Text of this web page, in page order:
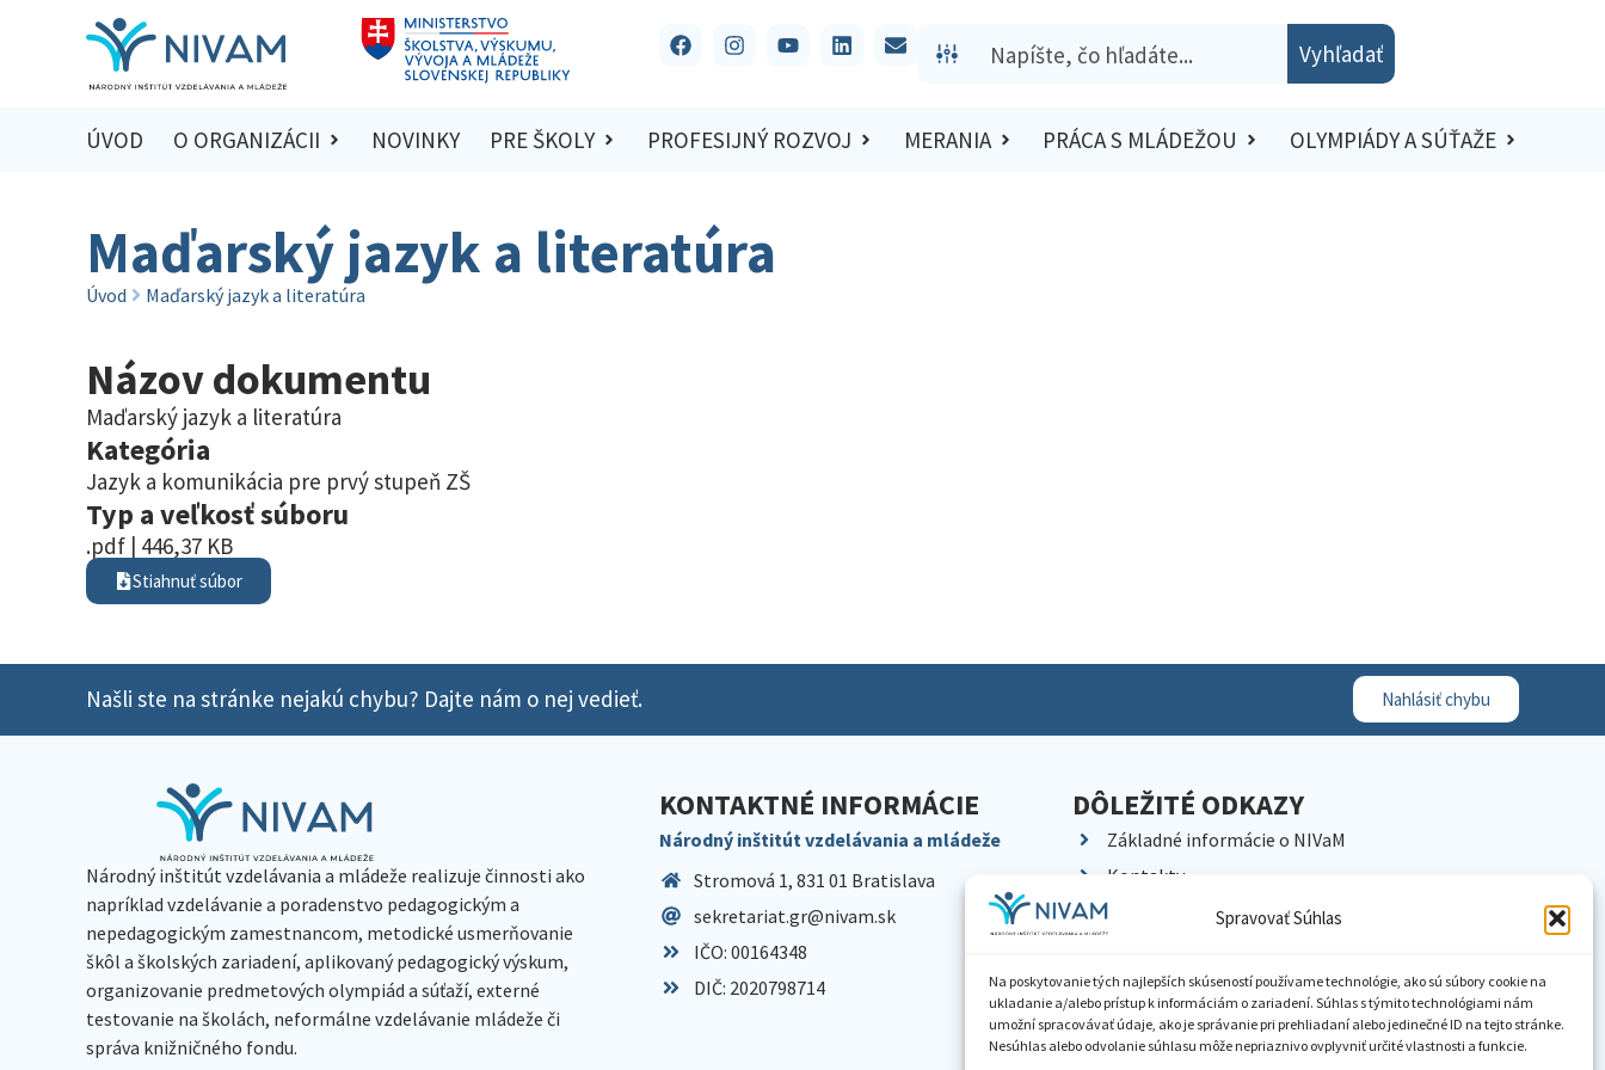
Spravovať Súhlas
Na poskytovanie tých najlepších skúseností používame technológie, ako sú súbory cookie na
ukladanie a/alebo prístup k informáciám o zariadení. Súhlas s týmito technológiami nám
umožní spracovávať údaje, ako je správanie pri prehliadaní alebo jedinečné ID na tejto stránke.
Nesúhlas alebo odvolanie súhlasu môže nepriaznivo ovplyvniť určité vlastnosti a funkcie.
Vyhľadať
ÚVOD O ORGANIZÁCII NOVINKY PRE ŠKOLY PROFESIJNÝ ROZVOJ MERANIA PRÁCA S MLÁDEŽOU OLYMPIÁDY A SÚŤAŽE
Maďarský jazyk a literatúra
Úvod Maďarský jazyk a literatúra
Názov dokumentu
Maďarský jazyk a literatúra
Kategória
Jazyk a komunikácia pre prvý stupeň ZŠ
Typ a veľkosť súboru
.pdf | 446,37 KB
Stiahnuť súbor
Našli ste na stránke nejakú chybu? Dajte nám o nej vedieť. Nahlásiť chybu
Národný inštitút vzdelávania a mládeže realizuje činnosti ako
napríklad vzdelávanie a poradenstvo pedagogickým a
nepedagogickým zamestnancom, metodické usmerňovanie
škôl a školských zariadení, aplikovaný pedagogický výskum,
organizovanie predmetových olympiád a súťaží, externé
testovanie na školách, neformálne vzdelávanie mládeže či
správa knižničného fondu.
KONTAKTNÉ INFORMÁCIE
Národný inštitút vzdelávania a mládeže
Stromová 1, 831 01 Bratislava
sekretariat.gr@nivam.sk
IČO: 00164348
DIČ: 2020798714
DÔLEŽITÉ ODKAZY
Základné informácie o NIVaM
Kontakty
Kariéra
Pracoviská NIVaM
Dokumenty inštitúcie
Knižnica